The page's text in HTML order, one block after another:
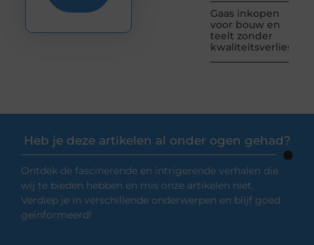
Gaas inkopen
voor bouw en
teelt zonder
kwaliteitsverlies
Heb je deze artikelen al onder ogen gehad?
Ontdek de fascinerende en intrigerende verhalen die
wij te bieden hebben en mis onze artikelen niet.
Verdiep je in verschillende onderwerpen en blijf goed
geïnformeerd!